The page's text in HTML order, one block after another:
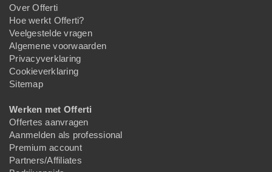
Over Offerti
Hoe werkt Offerti?
Veelgestelde vragen
Algemene voorwaarden
Privacyverklaring
Cookieverklaring
Sitemap
Werken met Offerti
Offertes aanvragen
Aanmelden als professional
Premium account
Partners/Affiliates